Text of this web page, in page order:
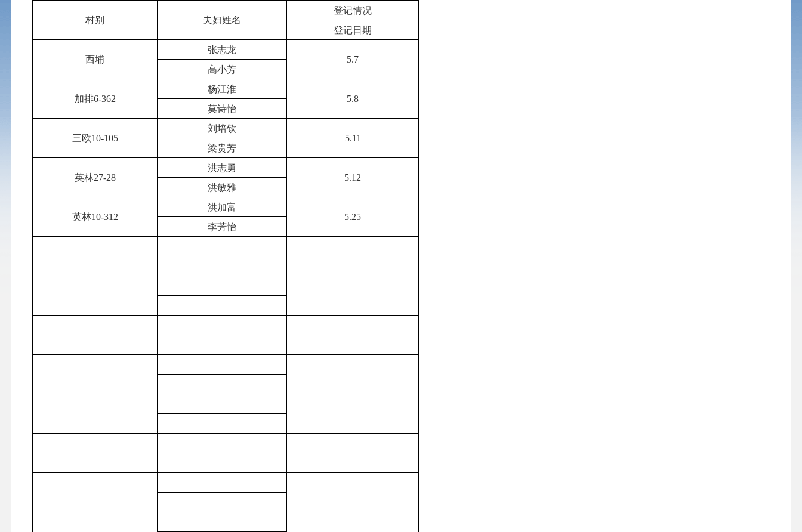
村别 夫妇姓名
登记情况
登记日期
西埔
张志龙
5.7
高小芳
加排6-362
杨江淮
5.8
莫诗怡
三欧10-105
刘培钦
5.11
梁贵芳
英林27-28
洪志勇
5.12
洪敏雅
英林10-312
洪加富
5.25
李芳怡